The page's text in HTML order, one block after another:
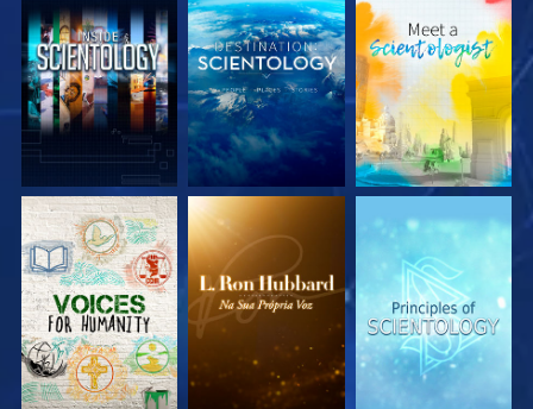
EXPLORE A SÉRIE EXPLORE A SÉRIE EXPLORE A SÉRIE